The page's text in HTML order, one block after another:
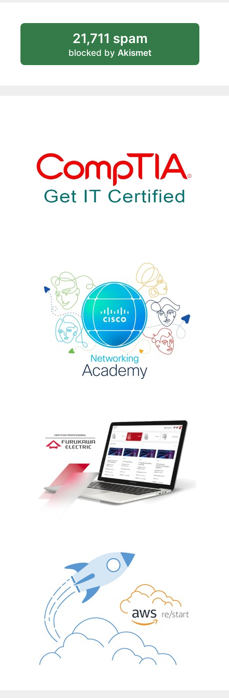
21,711 spam
blocked by Akismet